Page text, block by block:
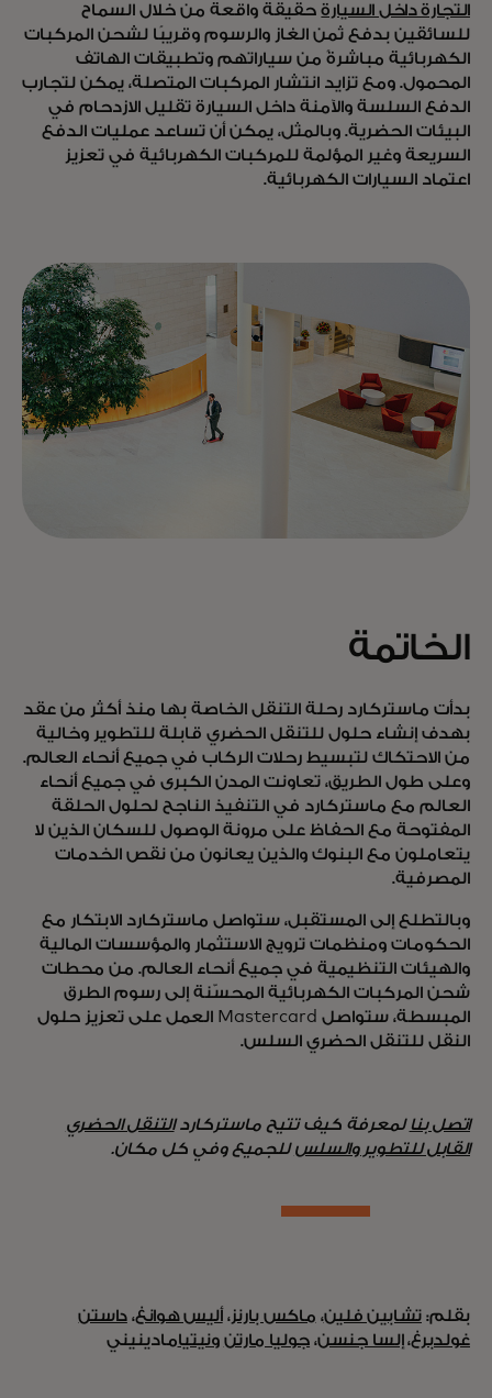
التجارة داخل السيارةحقيقة واقعة من خلال السماح
للسائقين بدفع ثمن الغاز والرسوم وقريبًا لشحن المركبات
الكهربائية مباشرةً من سياراتهم وتطبيقات الهاتف
المحمول. ومع تزايد انتشار المركبات المتصلة، يمكن لتجارب
الدفع السلسة والآمنة داخل السيارة تقليل الازدحام في
البيئات الحضرية. وبالمثل، يمكن أن تساعد عمليات الدفع
السريعة وغير المؤلمة للمركبات الكهربائية في تعزيز
اعتماد السيارات الكهربائية.
الخاتمة
بدأت ماستركارد رحلة التنقل الخاصة بها منذ أكثر من عقد
بهدف إنشاء حلول للتنقل الحضري قابلة للتطوير وخالية
من الاحتكاك لتبسيط رحلات الركاب في جميع أنحاء العالم.
وعلى طول الطريق، تعاونت المدن الكبرى في جميع أنحاء
العالم مع ماستركارد في التنفيذ الناجح لحلول الحلقة
المفتوحة مع الحفاظ على مرونة الوصول للسكان الذين لا
يتعاملون مع البنوك والذين يعانون من نقص الخدمات
المصرفية.
وبالتطلع إلى المستقبل، ستواصل ماستركارد الابتكار مع
الحكومات ومنظمات ترويج الاستثمار والمؤسسات المالية
والهيئات التنظيمية في جميع أنحاء العالم. من محطات
شحن المركبات الكهربائية المحسّنة إلى رسوم الطرق
المبسطة، ستواصل Mastercard العمل على تعزيز حلول
النقل للتنقل الحضري السلس.
اتصل بنا لمعرفة كيف تتيح ماستركاردالتنقل الحضري
القابل للتطوير والسلسللجميع وفي كل مكان.
بقلم: تشابين فلين، ماكس بارنز،أليس هوانغ،داستن
غولدبرغ،إلسا جنسن، جوليا مارتن ونيتيامادينيني